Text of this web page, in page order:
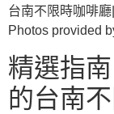
台南不限時咖啡
Photos provided
精選指
的台南